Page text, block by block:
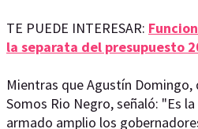
TE PUEDE INTERESAR:
la separata del presupuesto
Mientras que Agustín
Somos Rio Negro, señaló: "Es
armado amplio los